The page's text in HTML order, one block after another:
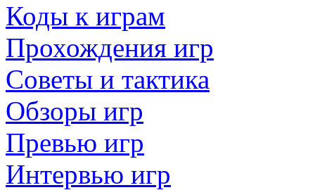
Коды к играм
Прохождения игр
Советы и тактика
Обзоры игр
Превью игр
Интервью игр